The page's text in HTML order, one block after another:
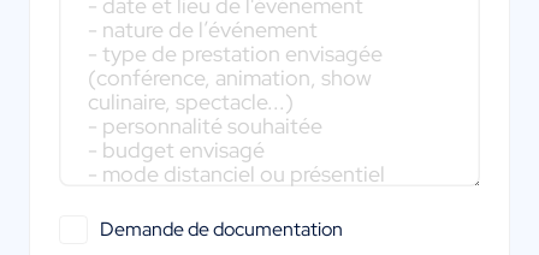
Demande de documentation